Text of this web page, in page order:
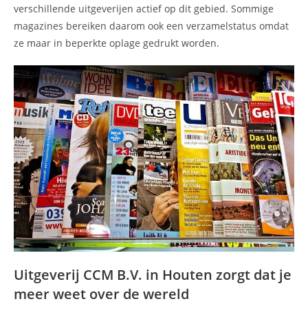
verschillende uitgeverijen actief op dit gebied. Sommige
magazines bereiken daarom ook een verzamelstatus omdat
ze maar in beperkte oplage gedrukt worden.
Uitgeverij CCM B.V. in Houten zorgt dat je
meer weet over de wereld